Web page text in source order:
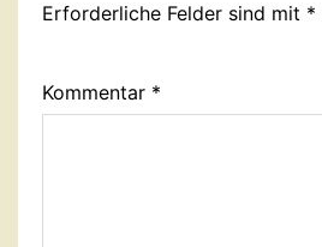
Erforderliche Felder sind mit *
Kommentar *